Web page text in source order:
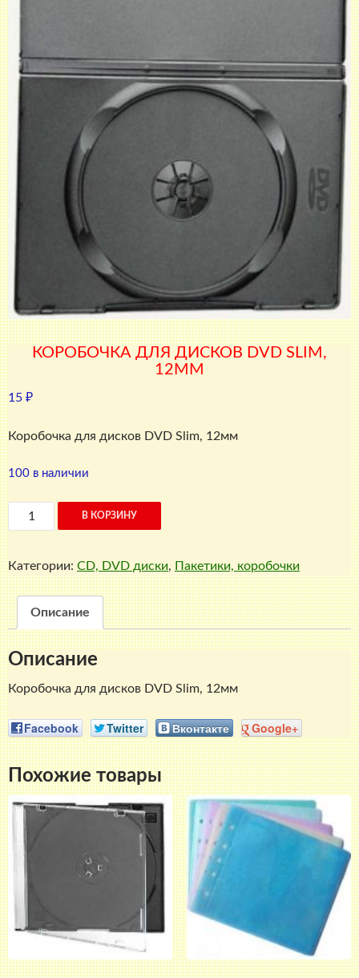
КОРОБОЧКА ДЛЯ ДИСКОВ DVD SLIM,
12ММ
15 ₽
Коробочка для дисков DVD Slim, 12мм
100 в наличии
Количество
товара
Коробочка
для
дисков
DVD
Slim,
12мм
В КОРЗИНУ
Категории: CD, DVD диски, Пакетики, коробочки
Описание
Описание
Коробочка для дисков DVD Slim, 12мм
Facebook Twitter Вконтакте Google+
Похожие товары